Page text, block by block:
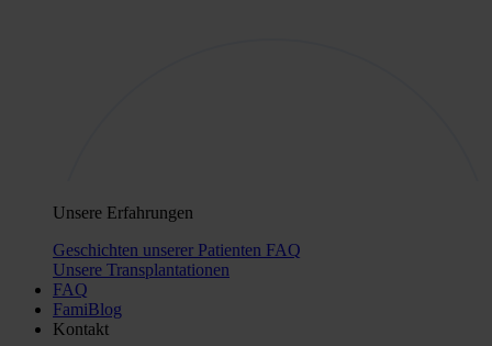
Unsere Erfahrungen
Geschichten unserer Patienten FAQ
Unsere Transplantationen
FAQ
FamiBlog
Kontakt